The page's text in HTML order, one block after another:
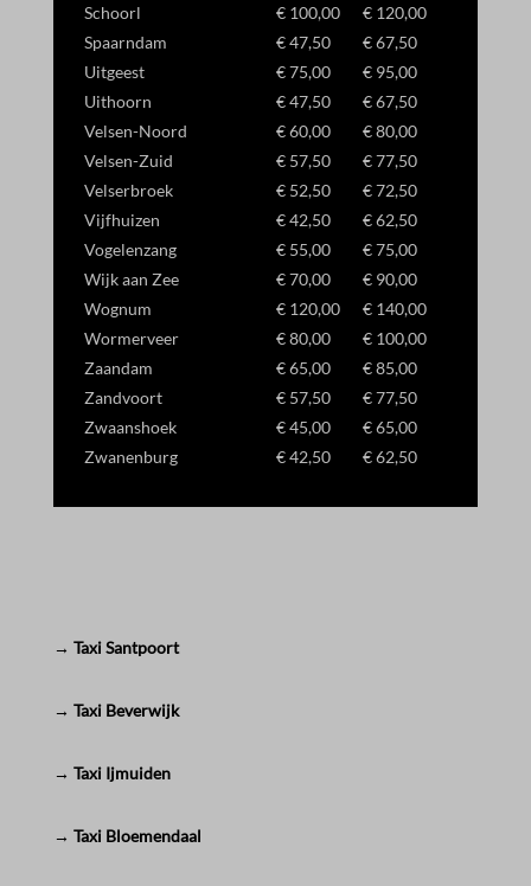
Schoorl
€ 100,00
€ 120,00
Spaarndam
€ 47,50
€ 67,50
Uitgeest
€ 75,00
€ 95,00
Uithoorn
€ 47,50
€ 67,50
Velsen-Noord
€ 60,00
€ 80,00
Velsen-Zuid
€ 57,50
€ 77,50
Velserbroek
€ 52,50
€ 72,50
Vijfhuizen
€ 42,50
€ 62,50
Vogelenzang
€ 55,00
€ 75,00
Wijk aan Zee
€ 70,00
€ 90,00
Wognum
€ 120,00
€ 140,00
Wormerveer
€ 80,00
€ 100,00
Zaandam
€ 65,00
€ 85,00
Zandvoort
€ 57,50
€ 77,50
Zwaanshoek
€ 45,00
€ 65,00
Zwanenburg
€ 42,50 € 62,50
→ Taxi Santpoort
→ Taxi Beverwijk
→ Taxi Ijmuiden
→ Taxi Bloemendaal